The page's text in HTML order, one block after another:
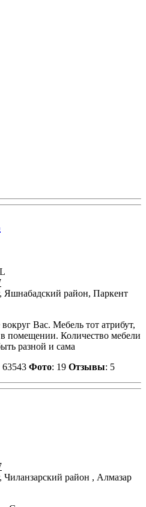
Яшнабадский район, Паркент
Вас. Мебель тот атрибут,
в помещении. Количество мебели
разной и сама
63543 Фото: 19 Отзывы: 5
Чиланзарский район , Алмазар